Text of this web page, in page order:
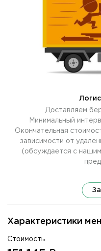
Характеристики
Стоимость
Доставляем
Минимальный
Окончательная
зависимости от
(обсуждается с